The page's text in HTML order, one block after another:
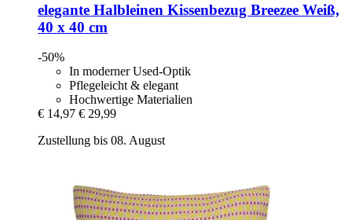
elegante Halbleinen Kissenbezug Breezee Weiß,
40 x 40 cm
-50%
In moderner Used-Optik
Pflegeleicht & elegant
Hochwertige Materialien
€ 14,97 € 29,99
Zustellung bis 08. August